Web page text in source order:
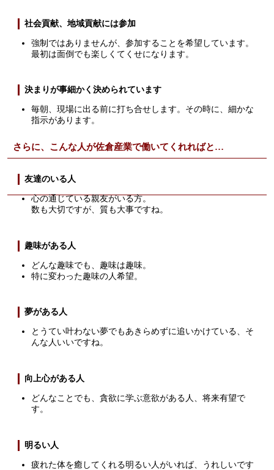
社会貢献、地域貢献には参加
強制ではありませんが、参加することを希望しています。
最初は面倒でも楽しくてくせになります。
決まりが事細かく決められています
毎朝、現場に出る前に打ち合せします。その時に、細かな
指示があります。
さらに、こんな人が佐倉産業で働いてくれればと…
友達のいる人
心の通じている親友がいる方。
数も大切ですが、質も大事ですね。
趣味がある人
どんな趣味でも、趣味は趣味。
特に変わった趣味の人希望。
夢がある人
とうてい叶わない夢でもあきらめずに追いかけている、そ
んな人いいですね。
向上心がある人
どんなことでも、貪欲に学ぶ意欲がある人、将来有望で
す。
明るい人
疲れた体を癒してくれる明るい人がいれば、うれしいです